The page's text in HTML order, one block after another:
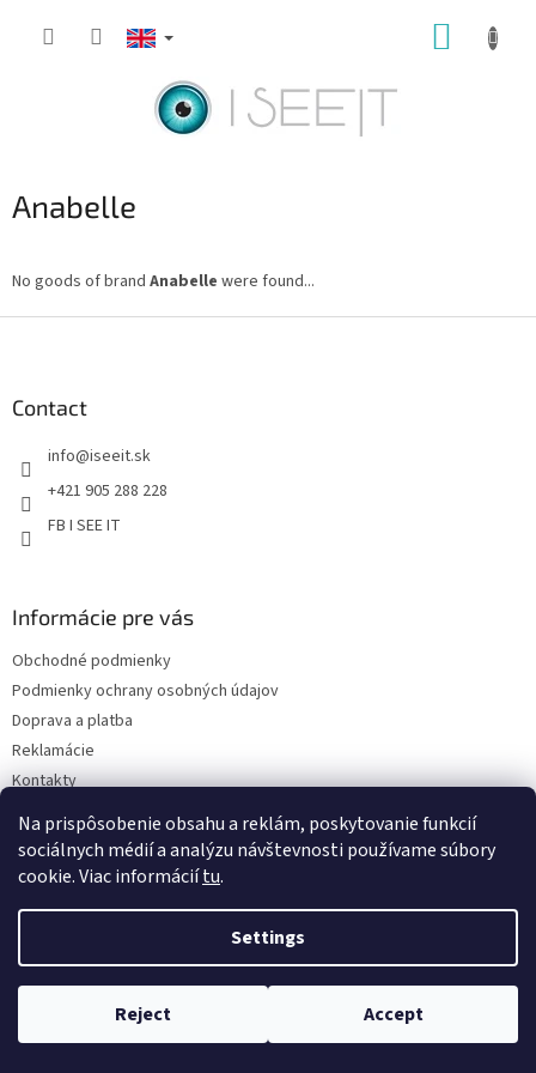
Na prispôsobenie obsahu a reklám, poskytovanie funkcií
sociálnych médií a analýzu návštevnosti používame súbory
cookie. Viac informáciítu.
Settings
Reject Accept
Anabelle
No goods of brand Anabelle were found...
Contact
info@iseeit.sk
+421 905 288 228
FB I SEE IT
Informácie pre vás
Obchodné podmienky
Podmienky ochrany osobných údajov
Doprava a platba
Reklamácie
Kontakty
Eshop ISEEIT. All rights reserved.
settings